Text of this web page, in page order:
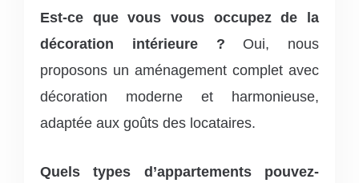
Est-ce que vous vous occupez de la
décoration intérieure ? Oui, nous
proposons un aménagement complet avec
décoration moderne et harmonieuse,
adaptée aux goûts des locataires.
Quels types d’appartements pouvez-